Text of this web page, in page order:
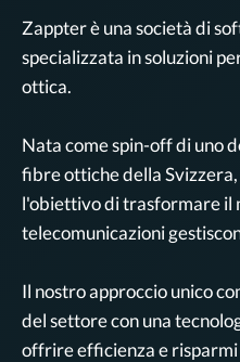
Zappter è una società di
specializzata in soluzioni
ottica.
Nata come spin-off di uno
fibre ottiche della
l'obiettivo di trasformare il
telecomunicazioni
Il nostro approccio unico
del settore con una
offrire efficienza e